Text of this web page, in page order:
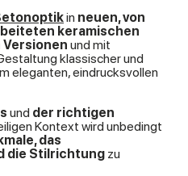
in neuen, von
keramischen
und mit
klassischer und
eleganten, eindrucksvollen
und der richtigen
Kontext wird unbedingt
das
die Stilrichtung zu